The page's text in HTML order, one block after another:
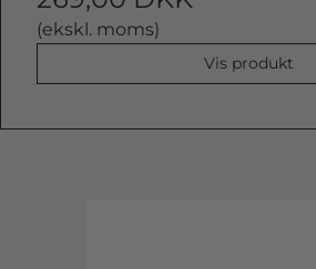
(ekskl. moms)
Vis produkt